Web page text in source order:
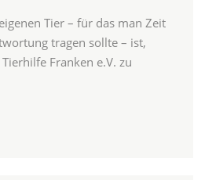
Tier – für das man Zeit
tragen sollte – ist,
Franken e.V. zu